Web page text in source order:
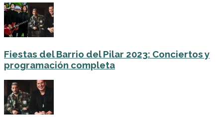
Fiestas del Barrio del Pilar 2023: Conciertos y
programación completa